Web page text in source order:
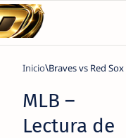
Inicio Braves vs Red Sox
MLB –
Lectura de